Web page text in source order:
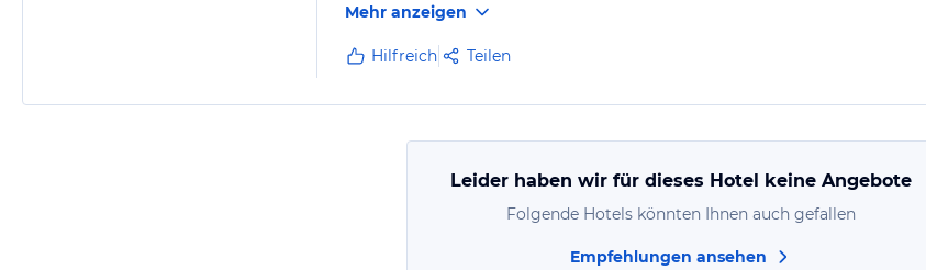
Mehr anzeigen
Hilfreich Teilen
Leider haben wir für dieses Hotel keine Angebote
Folgende Hotels könnten Ihnen auch gefallen
Empfehlungen ansehen